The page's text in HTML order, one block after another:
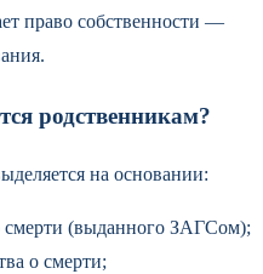
право собственности —
родственникам?
на основании:
смерти (выданного ЗАГСом);
о смерти;